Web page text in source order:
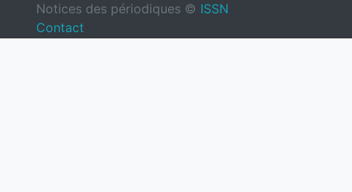
Notices des périodiques © ISSN
Contact